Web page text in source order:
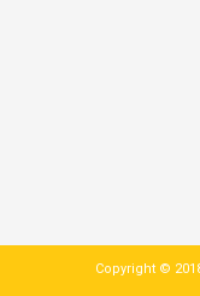
Copyright ©